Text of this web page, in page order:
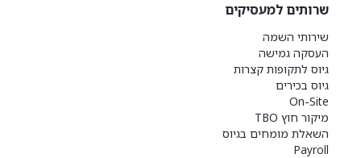
שרותים למעסיקים
שירותי השמה
העסקה גמישה
גיוס לתקופות קצרות
גיוס בכירים
On-Site
מיקור חוץ TBO
השאלת מומחים בגיוס
Payroll